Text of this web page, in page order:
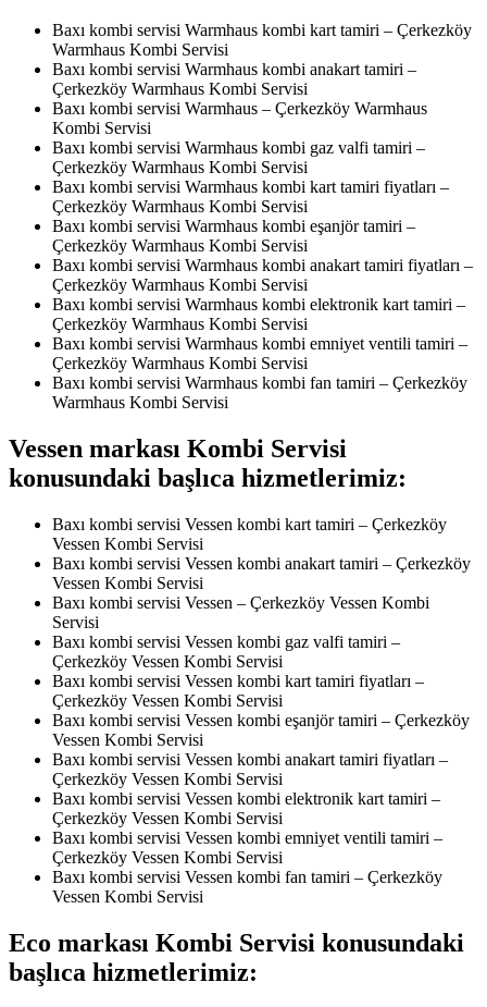
Baxı kombi servisi Warmhaus kombi kart tamiri – Çerkezköy
Warmhaus Kombi Servisi
Baxı kombi servisi Warmhaus kombi anakart tamiri –
Çerkezköy Warmhaus Kombi Servisi
Baxı kombi servisi Warmhaus – Çerkezköy Warmhaus
Kombi Servisi
Baxı kombi servisi Warmhaus kombi gaz valfi tamiri –
Çerkezköy Warmhaus Kombi Servisi
Baxı kombi servisi Warmhaus kombi kart tamiri fiyatları –
Çerkezköy Warmhaus Kombi Servisi
Baxı kombi servisi Warmhaus kombi eşanjör tamiri –
Çerkezköy Warmhaus Kombi Servisi
Baxı kombi servisi Warmhaus kombi anakart tamiri fiyatları –
Çerkezköy Warmhaus Kombi Servisi
Baxı kombi servisi Warmhaus kombi elektronik kart tamiri –
Çerkezköy Warmhaus Kombi Servisi
Baxı kombi servisi Warmhaus kombi emniyet ventili tamiri –
Çerkezköy Warmhaus Kombi Servisi
Baxı kombi servisi Warmhaus kombi fan tamiri – Çerkezköy
Warmhaus Kombi Servisi
Vessen markası Kombi Servisi
konusundaki başlıca hizmetlerimiz:
Baxı kombi servisi Vessen kombi kart tamiri – Çerkezköy
Vessen Kombi Servisi
Baxı kombi servisi Vessen kombi anakart tamiri – Çerkezköy
Vessen Kombi Servisi
Baxı kombi servisi Vessen – Çerkezköy Vessen Kombi
Servisi
Baxı kombi servisi Vessen kombi gaz valfi tamiri –
Çerkezköy Vessen Kombi Servisi
Baxı kombi servisi Vessen kombi kart tamiri fiyatları –
Çerkezköy Vessen Kombi Servisi
Baxı kombi servisi Vessen kombi eşanjör tamiri – Çerkezköy
Vessen Kombi Servisi
Baxı kombi servisi Vessen kombi anakart tamiri fiyatları –
Çerkezköy Vessen Kombi Servisi
Baxı kombi servisi Vessen kombi elektronik kart tamiri –
Çerkezköy Vessen Kombi Servisi
Baxı kombi servisi Vessen kombi emniyet ventili tamiri –
Çerkezköy Vessen Kombi Servisi
Baxı kombi servisi Vessen kombi fan tamiri – Çerkezköy
Vessen Kombi Servisi
Eco markası Kombi Servisi konusundaki
başlıca hizmetlerimiz: